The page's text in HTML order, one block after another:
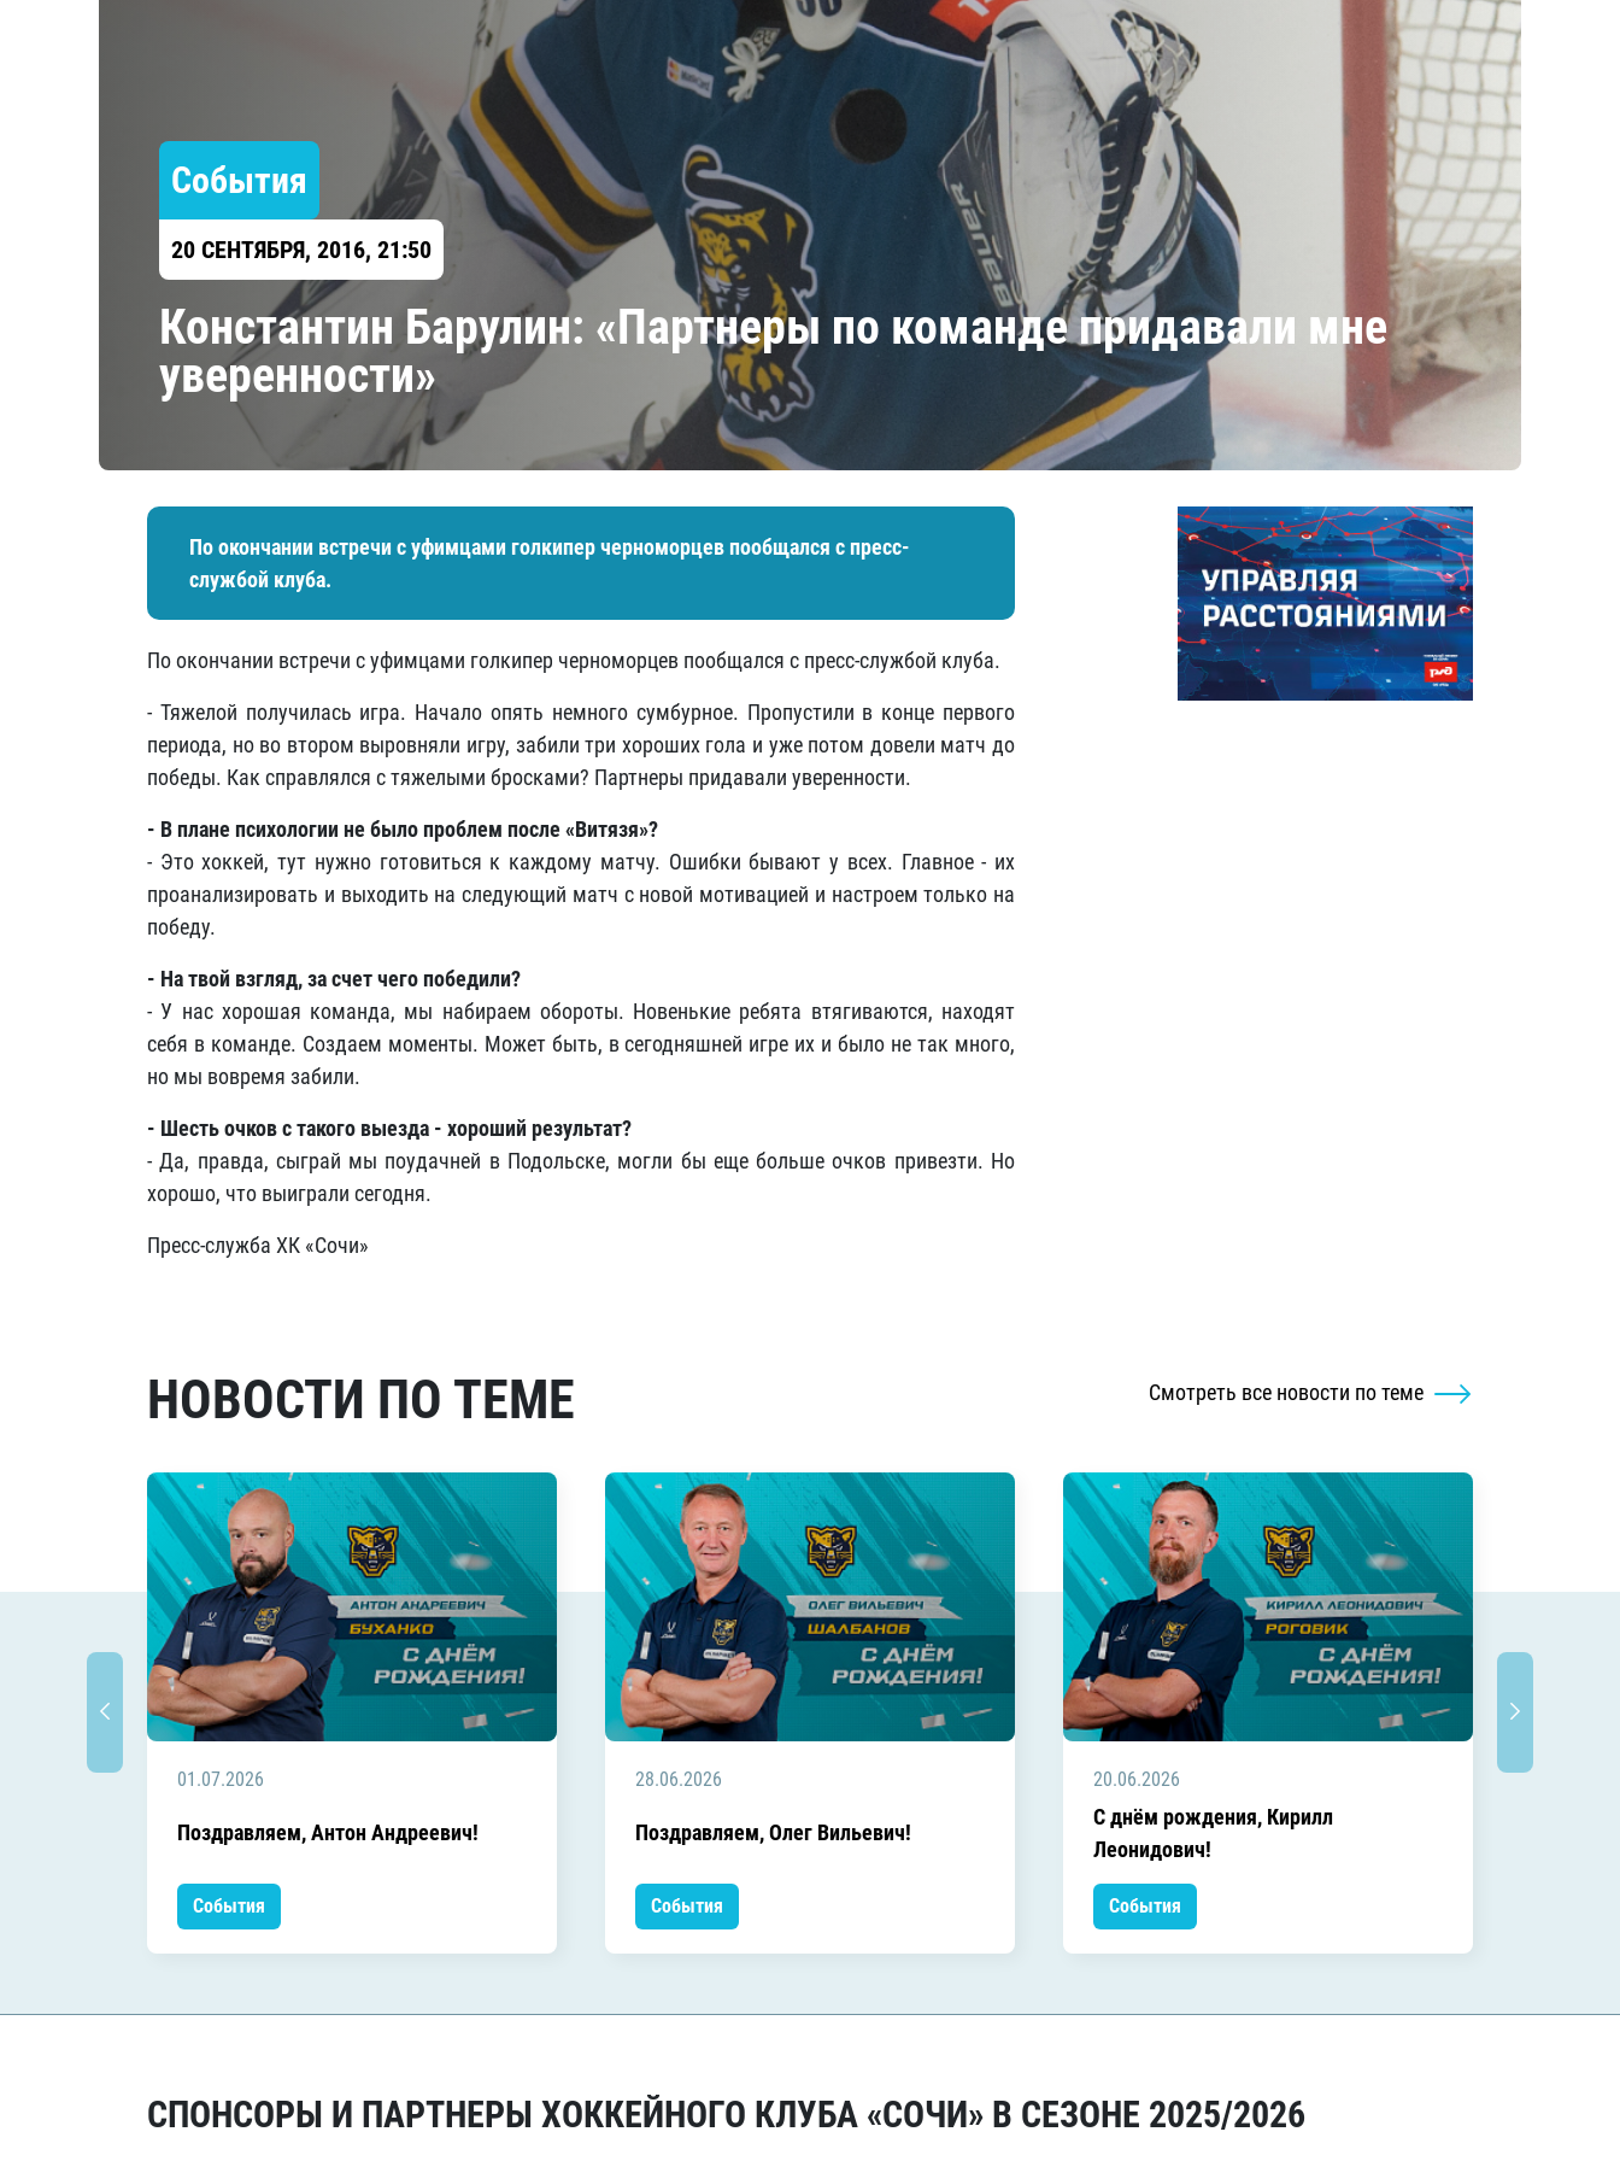
Шанхайские Драконы
Салават Юлаев
События
20 СЕНТЯБРЯ, 2016, 21:50
Константин Барулин: «Партнеры по команде придавали мне
уверенности»
По окончании встречи с уфимцами голкипер черноморцев пообщался с пресс-
службой клуба.
По окончании встречи с уфимцами голкипер черноморцев пообщался с пресс-службой клуба.
- Тяжелой получилась игра. Начало опять немного сумбурное. Пропустили в конце первого
периода, но во втором выровняли игру, забили три хороших гола и уже потом довели матч до
победы. Как справлялся с тяжелыми бросками? Партнеры придавали уверенности.
- В плане психологии не было проблем после «Витязя»?
- Это хоккей, тут нужно готовиться к каждому матчу. Ошибки бывают у всех. Главное - их
проанализировать и выходить на следующий матч с новой мотивацией и настроем только на
победу.
- На твой взгляд, за счет чего победили?
- У нас хорошая команда, мы набираем обороты. Новенькие ребята втягиваются, находят
себя в команде. Создаем моменты. Может быть, в сегодняшней игре их и было не так много,
но мы вовремя забили.
- Шесть очков с такого выезда - хороший результат?
- Да, правда, сыграй мы поудачней в Подольске, могли бы еще больше очков привезти. Но
хорошо, что выиграли сегодня.
Пресс-служба ХК «Сочи»
НОВОСТИ ПО ТЕМЕ Смотреть все новости по теме
01.07.2026
Поздравляем, Антон Андреевич!
События
28.06.2026
Поздравляем, Олег Вильевич!
События
20.06.2026
C днём рождения, Кирилл
Леонидович!
События
СПОНСОРЫ И ПАРТНЕРЫ ХОККЕЙНОГО КЛУБА «СОЧИ» В СЕЗОНЕ 2025/2026